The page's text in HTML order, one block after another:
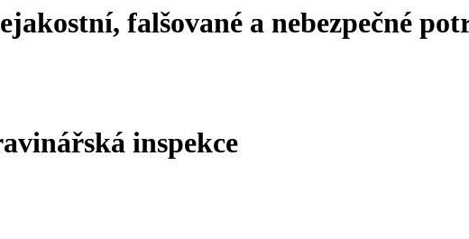
falšované a nebezpečné
inspekce